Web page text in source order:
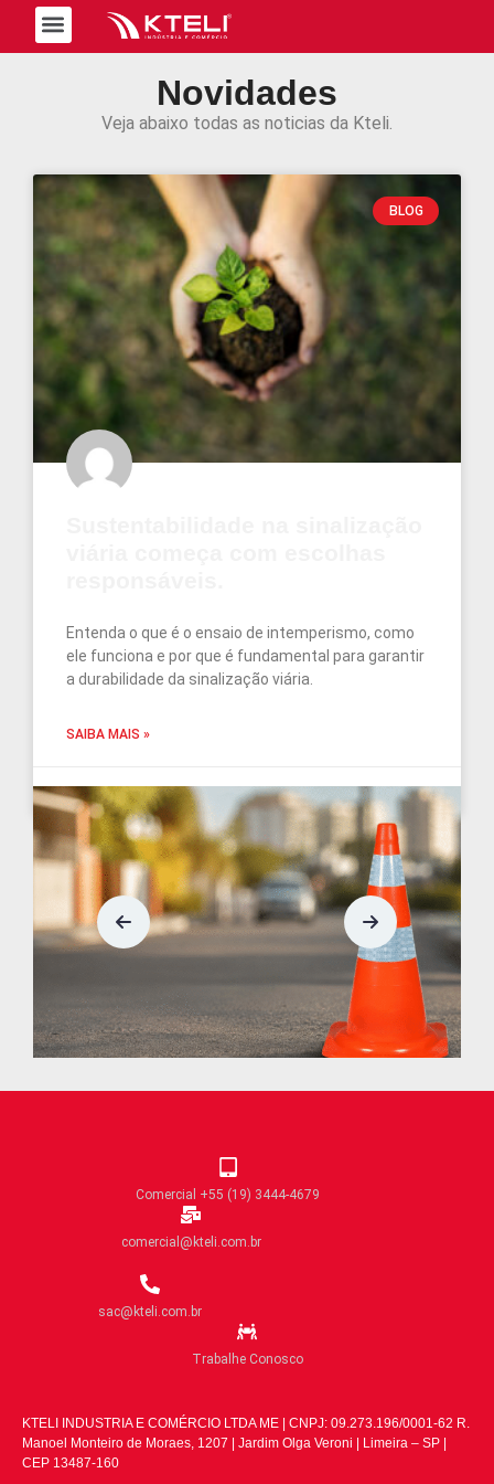
Novidades
Veja abaixo todas as noticias da Kteli.
BLOG
Entenda o que é o ensaio de intemperismo, como
ele funciona e por que é fundamental para garantir
a durabilidade da sinalização viária.
SAIBA MAIS »
junho 5, 2026 Nenhum comentário
Comercial +55 (19) 3444-4679
comercial@kteli.com.br
sac@kteli.com.br
Trabalhe Conosco
KTELI INDUSTRIA E COMÉRCIO LTDA ME | CNPJ: 09.273.196/0001-62 R.
Manoel Monteiro de Moraes, 1207 | Jardim Olga Veroni | Limeira – SP |
CEP 13487-160